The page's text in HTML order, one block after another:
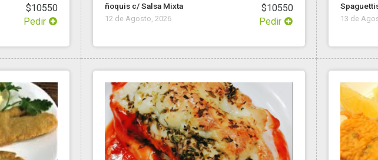
$10550
Pedir
ñoquis c/ Salsa Mixta $10550
12 de Agosto, 2026 Pedir 13 de